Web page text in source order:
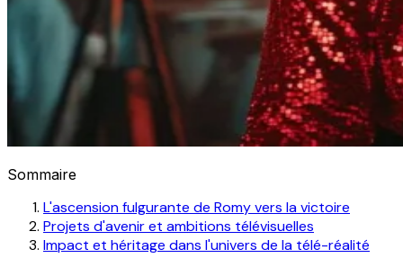
Sommaire
L'ascension fulgurante de Romy vers la victoire
Projets d'avenir et ambitions télévisuelles
Impact et héritage dans l'univers de la télé-réalité